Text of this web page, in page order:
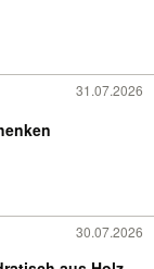
31.07.2026
30.07.2026